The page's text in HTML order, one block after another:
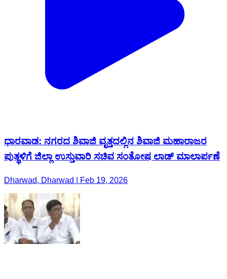
ಧಾರವಾಡ: ನಗರದ ಶಿವಾಜಿ ವೃತ್ತದಲ್ಲಿನ ಶಿವಾಜಿ ಮಹಾರಾಜರ
ಪುತ್ಥಳಿಗೆ ಜಿಲ್ಲಾ ಉಸ್ತುವಾರಿ ಸಚಿವ ಸಂತೋಷ ಲಾಡ್ ಮಾಲಾರ್ಪಣೆ
Dharwad, Dharwad | Feb 19, 2026